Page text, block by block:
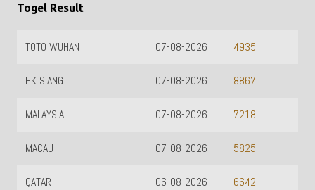
Togel Result
TOTO WUHAN 4935
07-08-2026
HK SIANG 8867
07-08-2026
MALAYSIA 7218
07-08-2026
MACAU 5825
07-08-2026
QATAR 6642
06-08-2026